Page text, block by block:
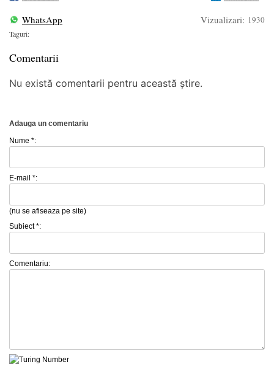
WhatsApp
Vizualizari: 1930
Taguri:
Comentarii
Nu există comentarii pentru această știre.
Adauga un comentariu
Nume *:
E-mail *:
(nu se afiseaza pe site)
Subiect *:
Comentariu: